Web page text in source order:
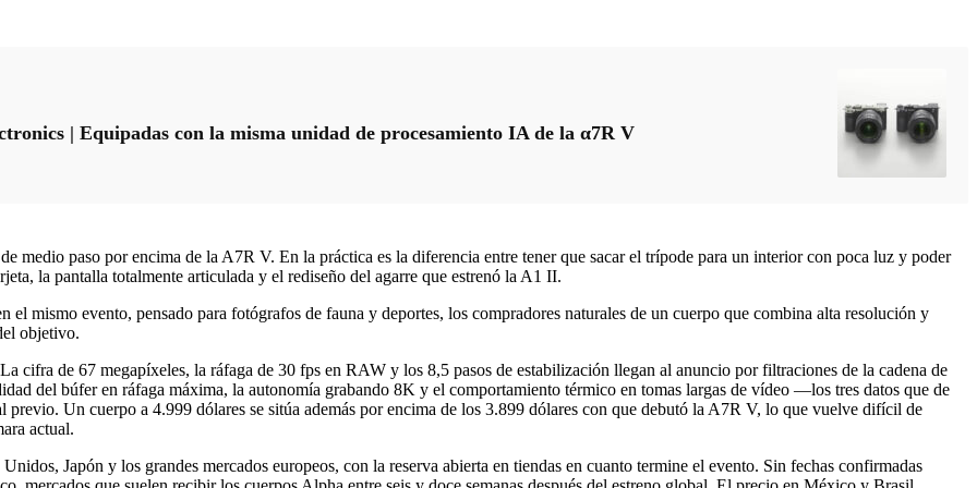
| Equipadas con la misma unidad de procesamiento IA de la α7R V
medio paso por encima de la A7R V. En la práctica es la diferencia entre tener que sacar el trípode para un interior con poca luz y poder
la pantalla totalmente articulada y el rediseño del agarre que estrenó la A1 II.
mismo evento, pensado para fotógrafos de fauna y deportes, los compradores naturales de un cuerpo que combina alta resolución y
objetivo.
cifra de 67 megapíxeles, la ráfaga de 30 fps en RAW y los 8,5 pasos de estabilización llegan al anuncio por filtraciones de la cadena de
del búfer en ráfaga máxima, la autonomía grabando 8K y el comportamiento térmico en tomas largas de vídeo —los tres datos que de
Un cuerpo a 4.999 dólares se sitúa además por encima de los 3.899 dólares con que debutó la A7R V, lo que vuelve difícil de
actual.
Japón y los grandes mercados europeos, con la reserva abierta en tiendas en cuanto termine el evento. Sin fechas confirmadas